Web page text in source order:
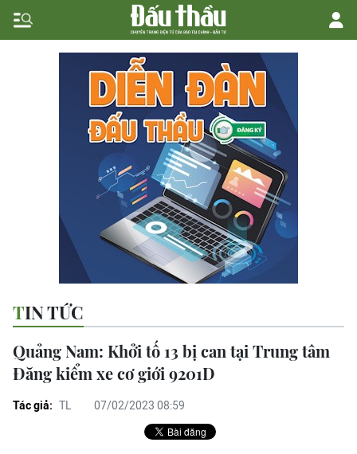
TIN TỨC
Quảng Nam: Khởi tố 13 bị can tại Trung tâm
Đăng kiểm xe cơ giới 9201D
Tác giả: TL 07/02/2023 08:59